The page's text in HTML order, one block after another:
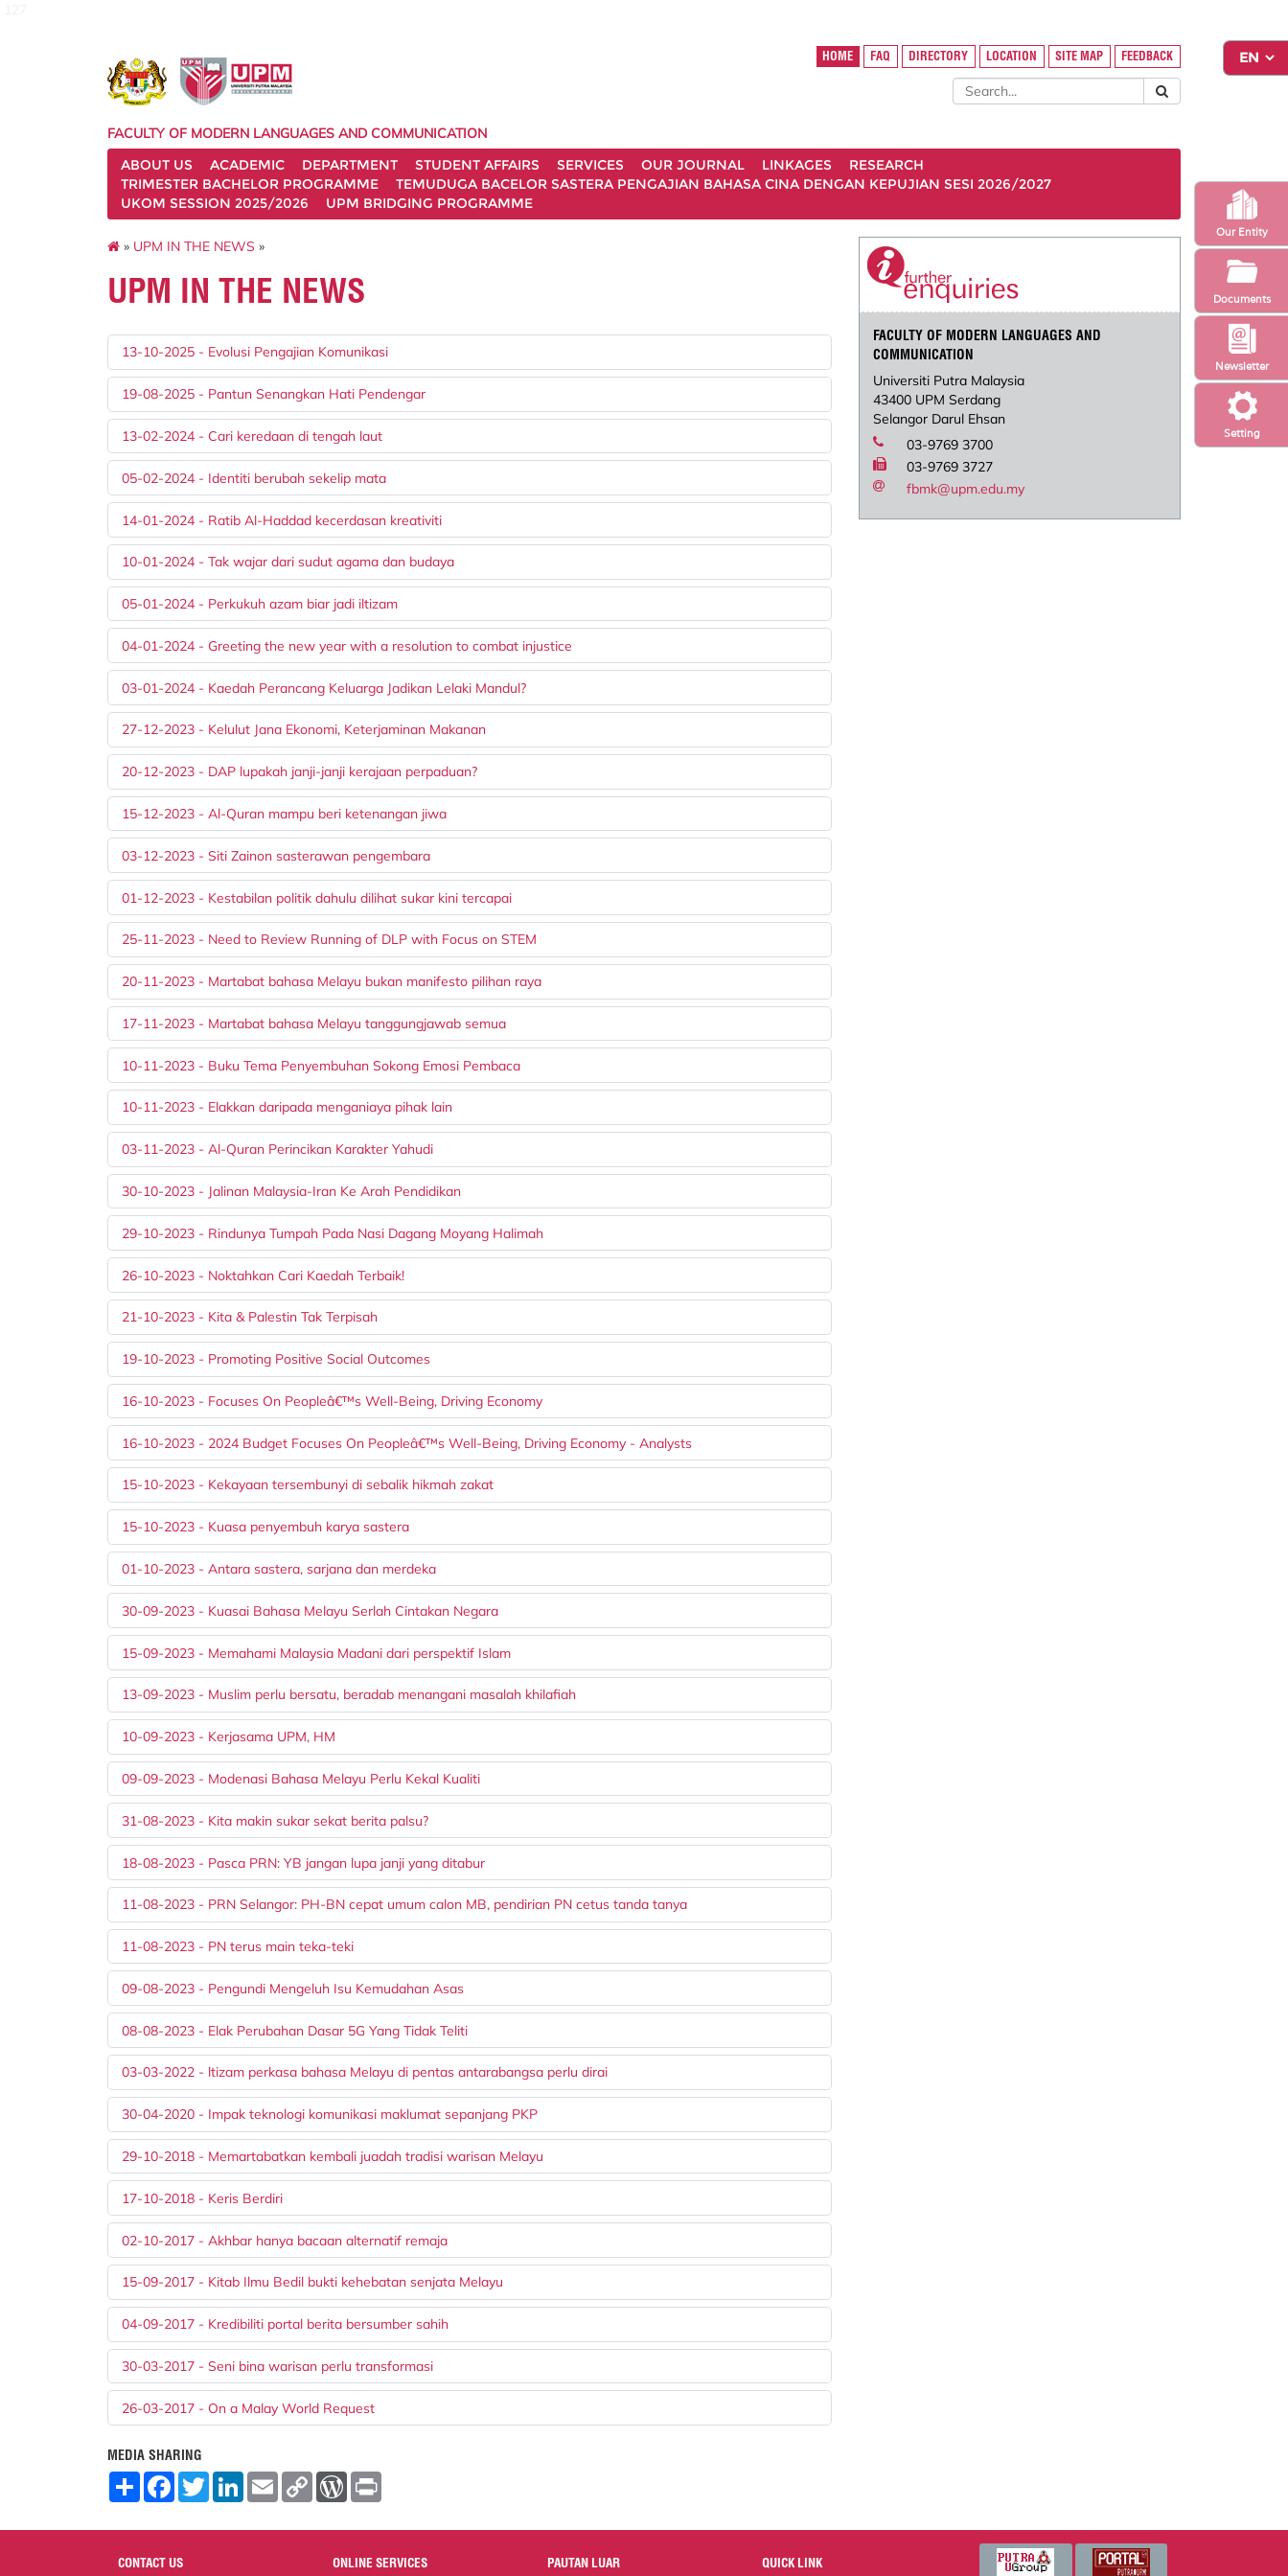
Setting
Newsletter
Our Entity
Documents
HOME FAQ DIRECTORY LOCATION SITE MAP FEEDBACK
FACULTY OF MODERN LANGUAGES AND COMMUNICATION
ABOUT US
ACADEMIC DEPARTMENT STUDENT AFFAIRS SERVICES OUR JOURNAL LINKAGES
RESEARCH
TRIMESTER BACHELOR PROGRAMME
TEMUDUGA BACELOR SASTERA PENGAJIAN BAHASA CINA DENGAN KEPUJIAN SESI 2026/2027
UKOM SESSION 2025/2026
UPM BRIDGING PROGRAMME
» UPM IN THE NEWS »
UPM IN THE NEWS
13-10-2025 - Evolusi Pengajian Komunikasi
19-08-2025 - Pantun Senangkan Hati Pendengar
13-02-2024 - Cari keredaan di tengah laut
05-02-2024 - Identiti berubah sekelip mata
14-01-2024 - Ratib Al-Haddad kecerdasan kreativiti
10-01-2024 - Tak wajar dari sudut agama dan budaya
05-01-2024 - Perkukuh azam biar jadi iltizam
04-01-2024 - Greeting the new year with a resolution to combat injustice
03-01-2024 - Kaedah Perancang Keluarga Jadikan Lelaki Mandul?
27-12-2023 - Kelulut Jana Ekonomi, Keterjaminan Makanan
20-12-2023 - DAP lupakah janji-janji kerajaan perpaduan?
15-12-2023 - Al-Quran mampu beri ketenangan jiwa
03-12-2023 - Siti Zainon sasterawan pengembara
01-12-2023 - Kestabilan politik dahulu dilihat sukar kini tercapai
25-11-2023 - Need to Review Running of DLP with Focus on STEM
20-11-2023 - Martabat bahasa Melayu bukan manifesto pilihan raya
17-11-2023 - Martabat bahasa Melayu tanggungjawab semua
10-11-2023 - Buku Tema Penyembuhan Sokong Emosi Pembaca
10-11-2023 - Elakkan daripada menganiaya pihak lain
03-11-2023 - Al-Quran Perincikan Karakter Yahudi
30-10-2023 - Jalinan Malaysia-Iran Ke Arah Pendidikan
29-10-2023 - Rindunya Tumpah Pada Nasi Dagang Moyang Halimah
26-10-2023 - Noktahkan Cari Kaedah Terbaik!
21-10-2023 - Kita & Palestin Tak Terpisah
19-10-2023 - Promoting Positive Social Outcomes
16-10-2023 - Focuses On Peopleâ€™s Well-Being, Driving Economy
16-10-2023 - 2024 Budget Focuses On Peopleâ€™s Well-Being, Driving Economy - Analysts
15-10-2023 - Kekayaan tersembunyi di sebalik hikmah zakat
15-10-2023 - Kuasa penyembuh karya sastera
01-10-2023 - Antara sastera, sarjana dan merdeka
30-09-2023 - Kuasai Bahasa Melayu Serlah Cintakan Negara
15-09-2023 - Memahami Malaysia Madani dari perspektif Islam
13-09-2023 - Muslim perlu bersatu, beradab menangani masalah khilafiah
10-09-2023 - Kerjasama UPM, HM
09-09-2023 - Modenasi Bahasa Melayu Perlu Kekal Kualiti
31-08-2023 - Kita makin sukar sekat berita palsu?
18-08-2023 - Pasca PRN: YB jangan lupa janji yang ditabur
11-08-2023 - PRN Selangor: PH-BN cepat umum calon MB, pendirian PN cetus tanda tanya
11-08-2023 - PN terus main teka-teki
09-08-2023 - Pengundi Mengeluh Isu Kemudahan Asas
08-08-2023 - Elak Perubahan Dasar 5G Yang Tidak Teliti
03-03-2022 - ltizam perkasa bahasa Melayu di pentas antarabangsa perlu dirai
30-04-2020 - Impak teknologi komunikasi maklumat sepanjang PKP
29-10-2018 - Memartabatkan kembali juadah tradisi warisan Melayu
17-10-2018 - Keris Berdiri
02-10-2017 - Akhbar hanya bacaan alternatif remaja
15-09-2017 - Kitab Ilmu Bedil bukti kehebatan senjata Melayu
04-09-2017 - Kredibiliti portal berita bersumber sahih
30-03-2017 - Seni bina warisan perlu transformasi
26-03-2017 - On a Malay World Request
MEDIA SHARING
S
F
o
o
T
w
L
E
m
C
W
r
e
FACULTY OF MODERN LANGUAGES AND
COMMUNICATION
Universiti Putra Malaysia
43400 UPM Serdang
Selangor Darul Ehsan
03-9769 3700
03-9769 3727
fbmk@upm.edu.my
CONTACT US ONLINE SERVICES PAUTAN LUAR QUICK LINK